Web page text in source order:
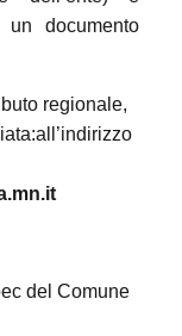
documento
regionale,
all’indirizzo
del Comune